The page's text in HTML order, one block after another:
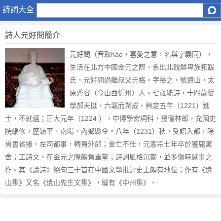
詩詞大全
元
詩人元好問簡介
元好問（音取hào，喜愛之意，名與字義同），
生活在北方中國金元之際，系出北魏鮮卑族拓跋
氏，元好問過繼叔父元格。字裕之，號遺山，太
原秀容（今山西忻州）人。七歲能詩，十四歲從
學郝天挺，六載而業成。興定五年（1221）進
士，不就選；正大元年（1224 ），中博學宏詞科，授儒林郎，充國史
院編修，歷鎮平、南陽、內鄉縣令。八年（1231）秋，受詔入都，除
尚書省掾、左司都事，轉員外郎；金亡不仕，元憲宗七年卒於獲鹿寓
舍；工詩文，在金元之際頗負重望；詩詞風格沉鬱，並多傷時感事之
作。其《論詩》絕句三十首在中國文學批評史上頗有地位；作有《遺
山集》又名《遺山先生文集》，編有《中州集》。